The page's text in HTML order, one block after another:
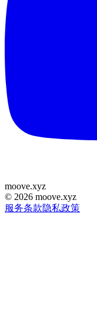
moove.xyz
© 2026 moove.xyz
服务条款隐私政策